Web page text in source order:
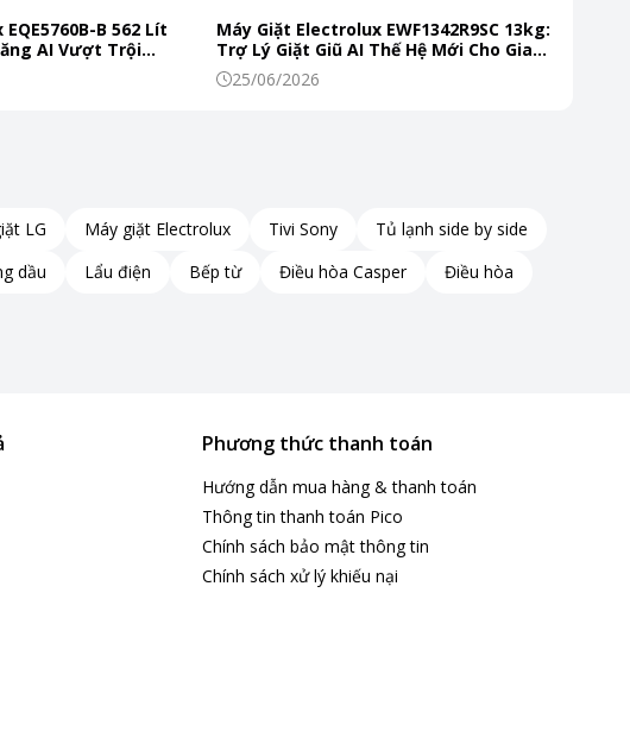
B 562 Lít
AI Vượt Trội
Ngon Mỗi Ngày
Máy Giặt Electrolux EWF1342R9SC 13kg:
Trợ Lý Giặt Giũ AI Thế Hệ Mới Cho Gia
Đình Hiện Đại
25/06/2026
LG Máy giặt Electrolux Tivi Sony
Tủ lạnh side by side
dầu Lẩu điện Bếp từ Điều hòa Casper
Điều hòa
Phương thức thanh toán
Hướng dẫn mua hàng & thanh toán
Thông tin thanh toán Pico
Chính sách bảo mật thông tin
Chính sách xử lý khiếu nại